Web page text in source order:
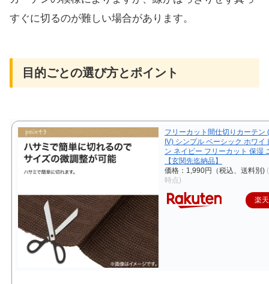
すぐに切るのが難しい場合があります。
目的ごとの選び方とポイント
フリーカット間仕切りカーテン
IV) シンプル ベーシック ホワイ
ン ネイビー フリーカット 保湿
【玄関先迄納品】
価格：1,990円（税込、送料別)
時点)
楽